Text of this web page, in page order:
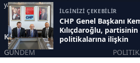
İLGİNİZİ ÇEKEBİLİR
CHP Genel Başkanı
Kılıçdaroğlu,
politikalarına ilişkin
yürütülen çalışmaları
değerlendirmek üzere
yayınları, ekonomi, spor, magazin ve daha
Kategoriler
GÜNDEM